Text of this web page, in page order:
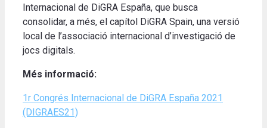
Internacional de DiGRA España, que busca
consolidar, a més, el capítol DiGRA Spain, una versió
local de l’associació internacional d’investigació de
jocs digitals.
Més informació:
1r Congrés Internacional de DiGRA España 2021
(DIGRAES21)